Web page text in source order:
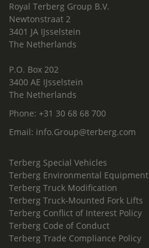
Royal Terberg Group B.V.
Newtonstraat 2
3401 JA IJsselstein
The Netherlands
P.O. Box 202
3400 AE IJsselstein
The Netherlands
Phone: +31 30 68 68 700
Email: info.Group@terberg.com
Terberg Special Vehicles
Terberg Environmental Equipment
Terberg Truck Modification
Terberg Truck-Mounted Fork Lifts
Terberg Conflict of Interest Policy
Terberg Code of Conduct
Terberg Trade Compliance Policy